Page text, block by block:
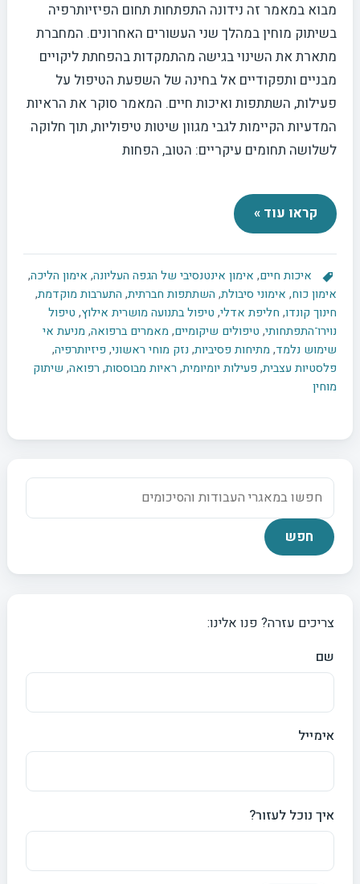
מבוא במאמר זה נידונה התפתחות תחום הפיזיותרפיה
בשיתוק מוחין במהלך שני העשורים האחרונים. המחברת
מתארת את השינוי בגישה מהתמקדות בהפחתת ליקויים
מבניים ותפקודיים אל בחינה של השפעת הטיפול על
פעילות, השתתפות ואיכות חיים. המאמר סוקר את הראיות
המדעיות הקיימות לגבי מגוון שיטות טיפוליות, תוך חלוקה
לשלושה תחומים עיקריים: הטוב, הפחות
קראו עוד »
איכות חיים, אימון אינטנסיבי של הגפה העליונה, אימון הליכה,
אימון כוח, אימוני סיבולת, השתתפות חברתית, התערבות מוקדמת,
חינוך קונדו, חליפת אדלי, טיפול בתנועה מושרית אילוץ, טיפול
נוירו־התפתחותי, טיפולים שיקומיים, מאמרים ברפואה, מניעת אי
שימוש נלמד, מתיחות פסיביות, נזק מוחי ראשוני, פיזיותרפיה,
פלסטיות עצבית, פעילות יומיומית, ראיות מבוססות, רפואה, שיתוק
מוחין
צריכים עזרה? פנו אלינו:
שם
אימייל
איך נוכל לעזור?